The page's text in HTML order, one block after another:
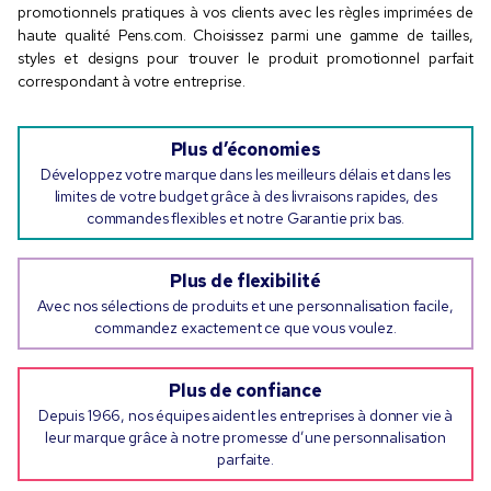
promotionnels pratiques à vos clients avec les règles imprimées de
haute qualité Pens.com. Choisissez parmi une gamme de tailles,
styles et designs pour trouver le produit promotionnel parfait
correspondant à votre entreprise.
Plus d’économies
Développez votre marque dans les meilleurs délais et dans les
limites de votre budget grâce à des livraisons rapides, des
commandes flexibles et notre Garantie prix bas.
Plus de flexibilité
Avec nos sélections de produits et une personnalisation facile,
commandez exactement ce que vous voulez.
Plus de confiance
Depuis 1966, nos équipes aident les entreprises à donner vie à
leur marque grâce à notre promesse d’une personnalisation
parfaite.